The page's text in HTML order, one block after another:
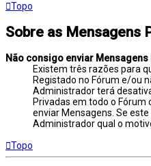
Topo
Sobre as Mensagens
Não consigo enviar
Existem três razões para
Registado no Fórum e/ou
Administrador terá
Privadas em todo o
enviar Mensagens. Se
Administrador qual o
Topo